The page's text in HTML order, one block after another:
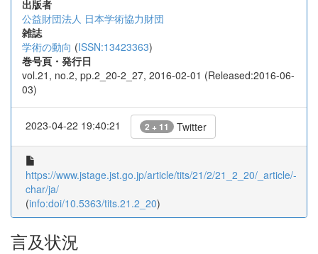
出版者
公益財団法人 日本学術協力財団
雑誌
学術の動向 (ISSN:13423363)
巻号頁・発行日
vol.21, no.2, pp.2_20-2_27, 2016-02-01 (Released:2016-06-
03)
2023-04-22 19:40:21 2 + 11 Twitter
https://www.jstage.jst.go.jp/article/tits/21/2/21_2_20/_article/-
char/ja/
(info:doi/10.5363/tits.21.2_20)
言及状況